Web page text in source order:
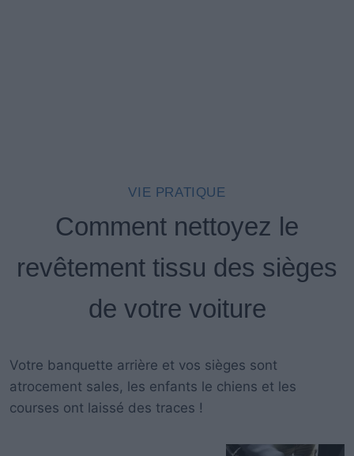
VIE PRATIQUE
Comment nettoyez le
revêtement tissu des sièges
de votre voiture
Votre banquette arrière et vos sièges sont
atrocement sales, les enfants le chiens et les
courses ont laissé des traces !